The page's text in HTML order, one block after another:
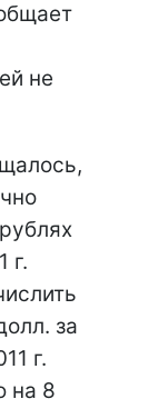
не
г.
за
г.
на 8